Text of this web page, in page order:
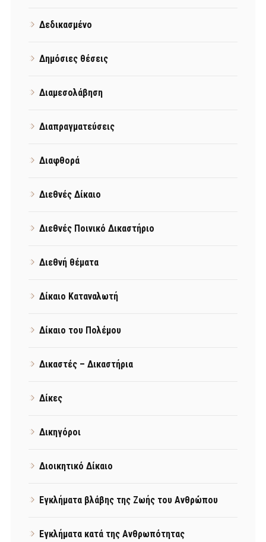
Δεδικασμένο
Δημόσιες θέσεις
Διαμεσολάβηση
Διαπραγματεύσεις
Διαφθορά
Διεθνές Δίκαιο
Διεθνές Ποινικό Δικαστήριο
Διεθνή θέματα
Δίκαιο Καταναλωτή
Δίκαιο του Πολέμου
Δικαστές – Δικαστήρια
Δίκες
Δικηγόροι
Διοικητικό Δίκαιο
Εγκλήματα βλάβης της Ζωής του Ανθρώπου
Εγκλήματα κατά της Ανθρωπότητας